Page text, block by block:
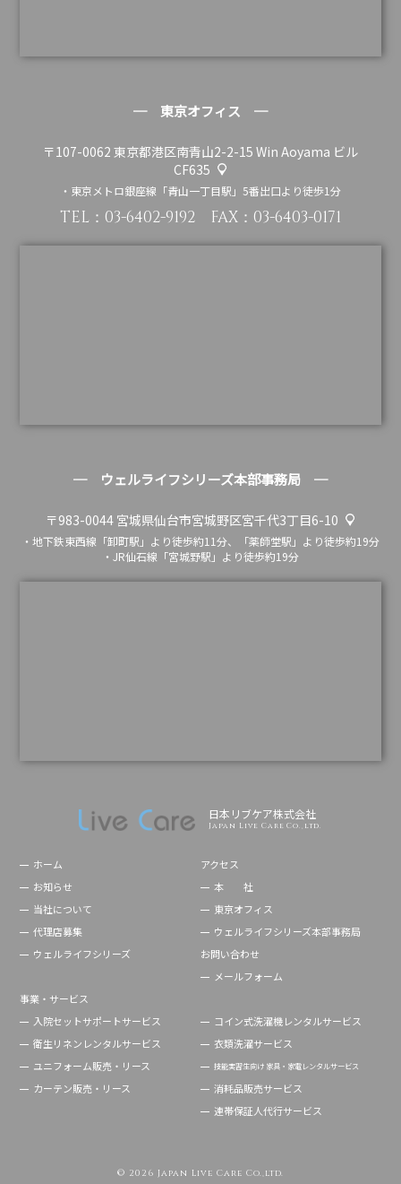
─ 東京オフィス ─
〒107-0062 東京都港区南青山2-2-15 Win Aoyama ビル
CF635
・東京メトロ銀座線「青山一丁目駅」5番出口より徒歩1分
TEL： 03-6402-9192 FAX：03-6403-0171
─ ウェルライフシリーズ本部事務局 ─
〒983-0044 宮城県仙台市宮城野区宮千代3丁目6-10
・地下鉄東西線「卸町駅」より徒歩約11分、「薬師堂駅」より徒歩約19分
・JR仙石線「宮城野駅」より徒歩約19分
日本リブケア株式会社
Japan Live Care Co.,ltd.
ホーム
お知らせ
当社について
代理店募集
ウェルライフシリーズ
アクセス
本 社
東京オフィス
ウェルライフシリーズ本部事務局
お問い合わせ
メールフォーム
事業・サービス
入院セットサポートサービス
衛生リネンレンタルサービス
ユニフォーム販売・リース
カーテン販売・リース
コイン式洗濯機レンタルサービス
衣類洗濯サービス
技能実習生向け 家具・家電レンタルサービス
消耗品販売サービス
連帯保証人代行サービス
© 2026 Japan Live Care Co.,ltd.